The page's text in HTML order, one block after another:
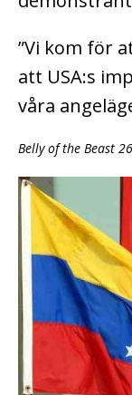
”Vi kom för
att USA:s
våra
Belly of the Beast